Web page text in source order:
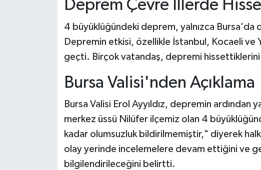
Deprem Çevre İllerde
4 büyüklüğündeki deprem, yalnızca
Depremin etkisi, özellikle İstanbul, Kocaeli ve
geçti. Birçok vatandaş, depremi
Bursa Valisi'nden Açıklama
Bursa Valisi Erol Ayyıldız, depremin ardından
merkez üssü Nilüfer ilçemiz olan 4
kadar olumsuzluk bildirilmemiştir," diyerek
olay yerinde incelemelere devam ettiğini ve
bilgilendirileceğini belirtti.